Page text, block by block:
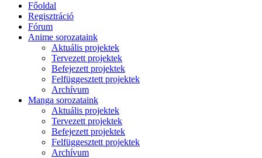
Főoldal
Regisztráció
Fórum
Anime sorozataink
Aktuális projektek
Tervezett projektek
Befejezett projektek
Felfüggesztett projektek
Archívum
Manga sorozataink
Aktuális projektek
Tervezett projektek
Befejezett projektek
Felfüggesztett projektek
Archívum